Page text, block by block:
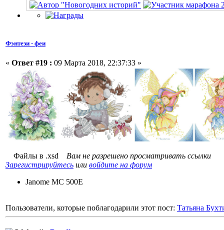
Фэнтези - феи
« Ответ #19 : 09 Марта 2018, 22:37:33 »
Файлы в .xsd Вам не разрешено просматривать ссылки
Зарегистрируйтесь или войдите на форум
Janome MC 500E
Пользователи, которые поблагодарили этот пост: Татьяна